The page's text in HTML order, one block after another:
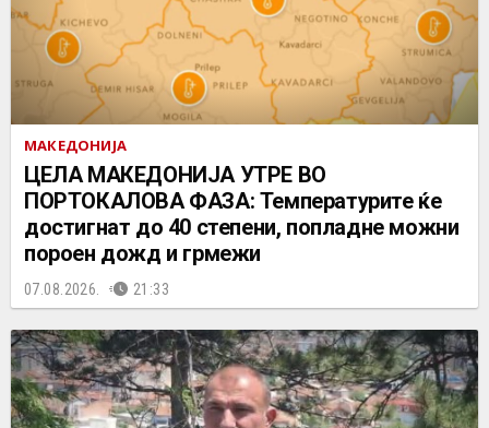
МАКЕДОНИЈА
ЦЕЛА МАКЕДОНИЈА УТРЕ ВО
ПОРТОКАЛОВА ФАЗА: Температурите ќе
достигнат до 40 степени, попладне можни
пороен дожд и грмежи
07.08.2026. 21:33